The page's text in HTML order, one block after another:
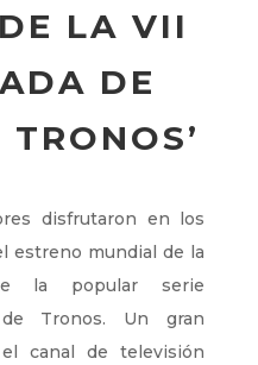
LA VII
DE
disfrutaron en los
estreno mundial de la
la popular serie
de Tronos. Un gran
canal de televisión